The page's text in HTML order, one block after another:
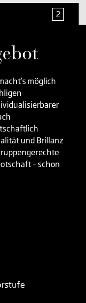
2
möglich
und Brillanz
– schon